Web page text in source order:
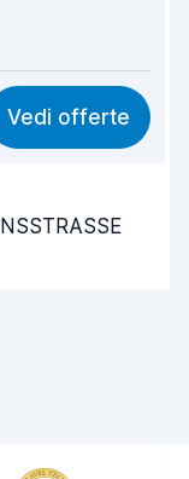
8,7
8,2
Vedi offerte